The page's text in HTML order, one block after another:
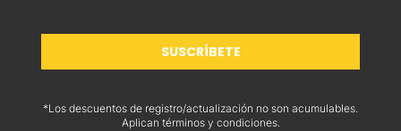
SUSCRÍBETE
*Los descuentos de registro/actualización no son acumulables.
Aplican términos y condiciones.